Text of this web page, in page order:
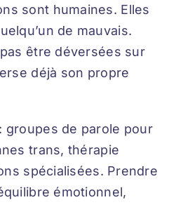
sont humaines. Elles
de mauvais.
être déversées sur
déjà son propre
groupes de parole pour
trans, thérapie
spécialisées. Prendre
émotionnel,